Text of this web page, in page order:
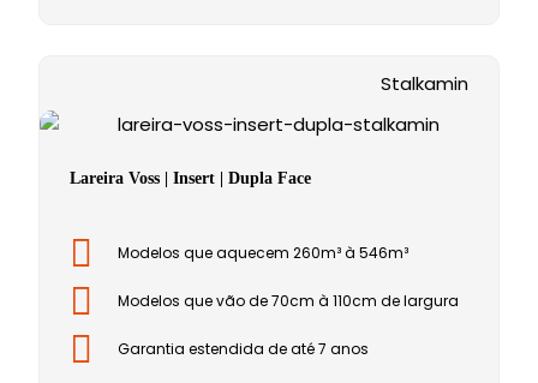
Lareira Voss | Insert | Dupla Face
Stalkamin
Modelos que aquecem 260m³ à 546m³
Modelos que vão de 70cm à 110cm de largura
Garantia estendida de até 7 anos